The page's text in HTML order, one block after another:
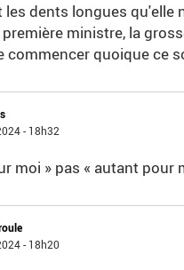
les dents longues qu'elle
ministre, la
commencer quoique ce
- 18h32
moi » pas « autant pour
- 18h20